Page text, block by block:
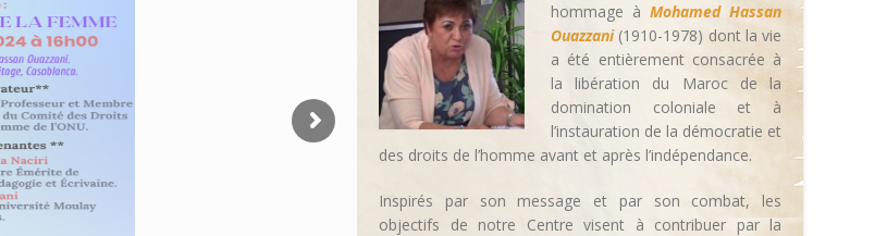
hommage à Mohamed Hassan
Ouazzani(1910-1978) dont la vie
a été entièrement consacrée à
la libération du Maroc de la
domination coloniale et à
l’instauration de la démocratie et
des droits de l’homme avant et après l’indépendance.
Inspirés par son message et par son combat, les
objectifs de notre Centre visent à contribuer par la